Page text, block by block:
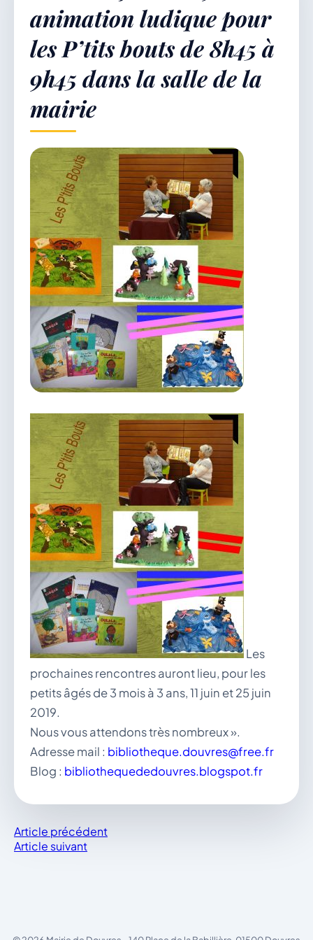
Démarches & Vie pratique
Vie locale & Associations
Découvrir la commune
JEUDI 6 AOÛT 2026
Secrétariat ouvert
Lundi, mardi, jeudi, vendredi de 8h30 à 12h et
après-midi sur rendez-vous. Samedi sur rendez-
vous.
04 74 38 22 78
mairie@douvres.fr
140 Place de la Babillière, 01500 Douvres
Contacter la mairie
Le guichet des associations
publier une annonce
animation ludique pour
les P’tits bouts de 8h45 à
9h45 dans la salle de la
mairie
Les
prochaines rencontres auront lieu, pour les
petits âgés de 3 mois à 3 ans, 11 juin et 25 juin
2019.
Nous vous attendons très nombreux ».
Adresse mail : bibliotheque.douvres@free.fr
Blog : bibliothequededouvres.blogspot.fr
Article précédent
Article suivant